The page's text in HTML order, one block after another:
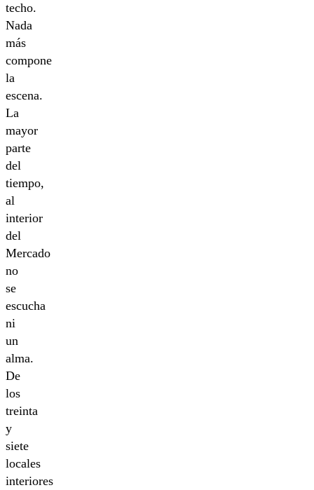
techo.
Nada
más
compone
la
escena.
La
mayor
parte
del
tiempo,
al
interior
del
Mercado
no
se
escucha
ni
un
alma.
De
los
treinta
y
siete
locales
interiores